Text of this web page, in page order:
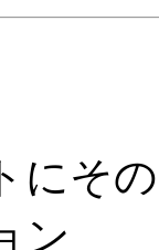
にそ
ン